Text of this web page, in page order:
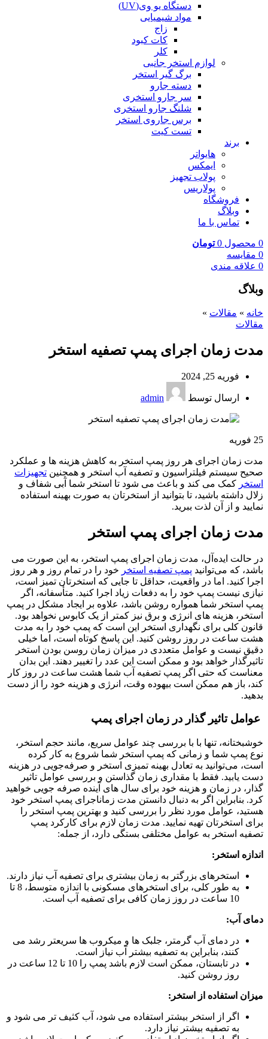
دستگاه یو وی(UV)
مواد شیمیایی
زاج
کات کبود
کلر
لوازم استخر جانبی
برگ گیر استخر
دسته جارو
سر جارو استخری
شلنگ جارو استخری
برس جاروی استخر
تست کیت
برند
هایواتر
ایمکس
پولاب تجهیز
پولاریس
فروشگاه
وبلاگ
تماس با ما
0 محصول 0 تومان
0 مقایسه
0 علاقه مندی
وبلاگ
خانه » مقالات »
مقالات
مدت زمان اجرای پمپ تصفیه استخر
فوریه 25, 2024
ارسال توسط admin
25 فوریه
مدت زمان اجرای هر روز پمپ استخر به کاهش هزینه ها و عملکرد
صحیح سیستم فیلتراسیون و تصفیه آب استخر و همچنین تجهیزات
استخر کمک می کند و باعث می شود تا استخر شما آبی شفاف و
زلال داشته باشید، تا بتوانید از استخرتان به صورت بهینه استفاده
نمایید و از آن لذت ببرید.
مدت زمان اجرای پمپ استخر
در حالت ایده‌آل، مدت زمان اجرای پمپ استخر، به این صورت می
باشد، که می‌توانید پمپ تصفیه استخر خود را در تمام روز و هر روز
اجرا کنید. اما در واقعیت، حداقل تا جایی که استخرتان تمیز است،
نیازی نیست پمپ خود را به دفعات زیاد اجرا کنید. متأسفانه، اگر
پمپ استخر شما همواره روشن باشد، علاوه بر ایجاد مشکل در پمپ
استخر، هزینه های انرژی و برق نیز کمتر از یک کابوس نخواهد بود.
قانون کلی برای نگهداری استخر این است که پمپ خود را به مدت
هشت ساعت در روز روشن کنید. این پاسخ کوتاه است، اما خیلی
دقیق نیست و عوامل متعددی در میزان زمان روسن بودن استخر
تاثیرگذار خواهد بود و ممکن است این عدد را تغییر دهند. این بدان
معناست که حتی اگر پمپ تصفیه آب شما هشت ساعت در روز کار
کند، باز هم ممکن است بیهوده وقت، انرژی و هزینه خود را از دست
بدهید.
عوامل تاثیر گذار در زمان اجرای پمپ
خوشبختانه، تنها با با بررسی چند عوامل سریع، مانند حجم استخر،
نوع پمپ شما و زمانی که پمپ استخر شما شروع به کار کرده
است، می‌توانید به تعادل بهینه تمیزی استخر و صرفه‌جویی در هزینه
دست یابید. فقط با مقداری زمان گذاستن و بررسی عوامل تاثیر
گذار، در زمان و هزینه خود برای سال های آینده صرفه جویی خواهید
کرد. بنابراین اگر به دنبال دانستن مدت زماناجرای پمپ استخر خود
هستید، عوامل مورد نظر را بررسی کنید و بهترین پمپ استخر را
برای استخرتان تهیه نمایید. مدت زمان لازم برای کارکرد پمپ
تصفیه استخر به عوامل مختلفی بستگی دارد، از جمله:
اندازه استخر:
استخرهای بزرگتر به زمان بیشتری برای تصفیه آب نیاز دارند.
به طور کلی، برای استخرهای مسکونی با اندازه متوسط، 8 تا
10 ساعت در روز زمان کافی برای تصفیه آب است.
دمای آب:
در دمای آب گرمتر، جلبک ها و میکروب ها سریعتر رشد می
کنند، بنابراین به تصفیه بیشتر آب نیاز است.
در تابستان، ممکن است لازم باشد پمپ را 10 تا 12 ساعت در
روز روشن کنید.
میزان استفاده از استخر:
اگر از استخر بیشتر استفاده می شود، آب کثیف تر می شود و
به تصفیه بیشتر نیاز دارد.